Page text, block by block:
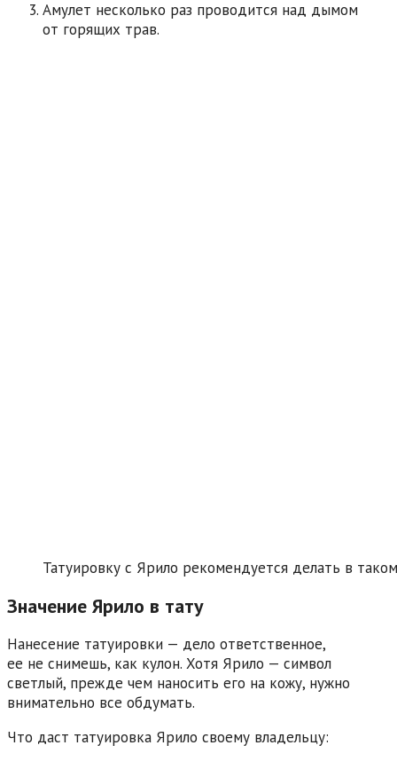
Амулет несколько раз проводится над дымом
от горящих трав.
Татуировку с Ярило рекомендуется делать в
Значение Ярило в тату
Нанесение татуировки — дело ответственное,
ее не снимешь, как кулон. Хотя Ярило — символ
светлый, прежде чем наносить его на кожу, нужно
внимательно все обдумать.
Что даст татуировка Ярило своему владельцу: